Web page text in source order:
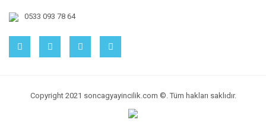
0533 093 78 64
Copyright 2021 soncagyayincilik.com ©. Tüm hakları saklıdır.